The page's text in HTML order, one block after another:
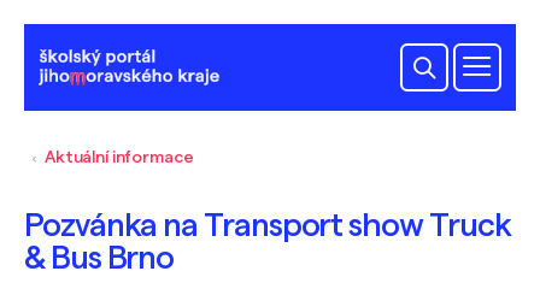
Aktuální informace
Pozvánka na Transport show Truck
& Bus Brno